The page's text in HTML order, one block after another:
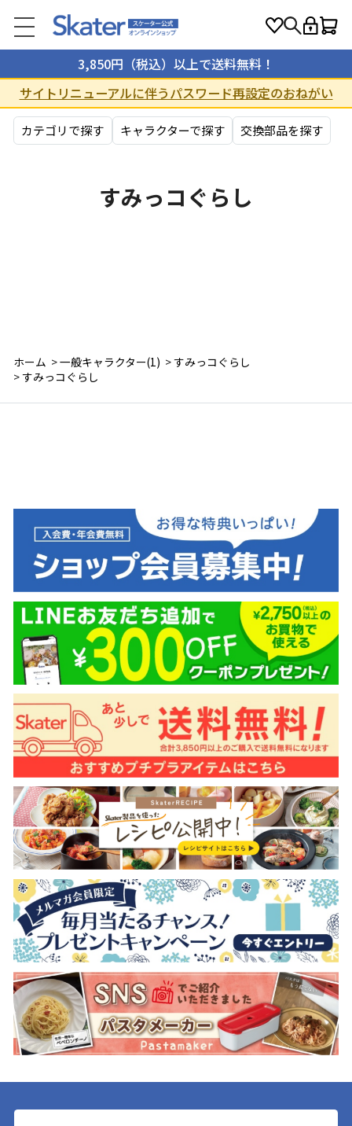
3,850円（税込）以上で送料無料！
サイトリニューアルに伴うパスワード再設定のおねがい
カテゴリで探す キャラクターで探す 交換部品を探す
すみっコぐらし
ホーム >一般キャラクター(1) >すみっコぐらし
>すみっコぐらし